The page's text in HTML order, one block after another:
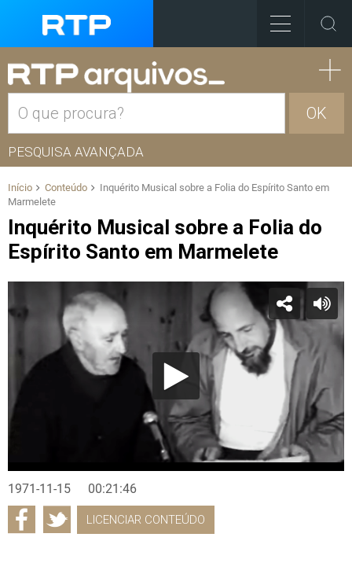
OK
PESQUISA AVANÇADA
Início Conteúdo
Inquérito Musical sobre a Folia do Espírito Santo em
Marmelete
Inquérito Musical sobre a Folia do
Espírito Santo em Marmelete
1971-11-15 00:21:46
LICENCIAR CONTEÚDO